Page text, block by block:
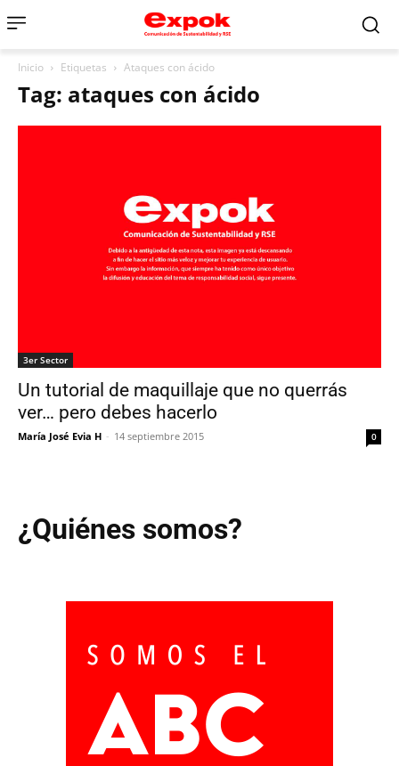
Inicio Etiquetas Ataques con ácido
Tag: ataques con ácido
3er Sector
Un tutorial de maquillaje que no querrás
ver… pero debes hacerlo
María José Evia H - 14 septiembre 2015 0
¿Quiénes somos?